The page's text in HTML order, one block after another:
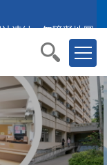
連結 無障礙地圖